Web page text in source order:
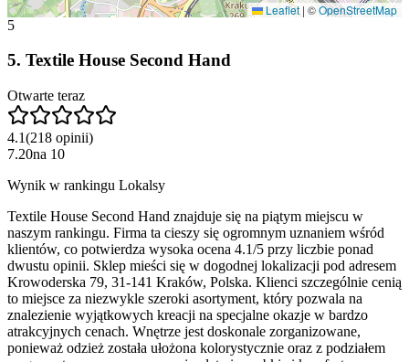
Leaflet | ©OpenStreetMap
5
5. Textile House Second Hand
Otwarte teraz
4.1(218 opinii)
7.20na 10
Wynik w rankingu Lokalsy
Textile House Second Hand znajduje się na piątym miejscu w
naszym rankingu. Firma ta cieszy się ogromnym uznaniem wśród
klientów, co potwierdza wysoka ocena 4.1/5 przy liczbie ponad
dwustu opinii. Sklep mieści się w dogodnej lokalizacji pod adresem
Krowoderska 79, 31-141 Kraków, Polska. Klienci szczególnie cenią
to miejsce za niezwykle szeroki asortyment, który pozwala na
znalezienie wyjątkowych kreacji na specjalne okazje w bardzo
atrakcyjnych cenach. Wnętrze jest doskonale zorganizowane,
ponieważ odzież została ułożona kolorystycznie oraz z podziałem